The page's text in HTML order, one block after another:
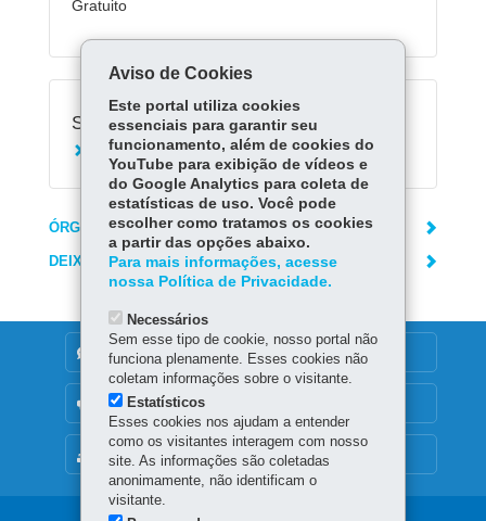
Gratuito
Serviços Relacionados:
Agendar doação de sangue no Hemepar
ÓRGÃO RESPONSÁVEL
DEIXE SUA OPINIÃO
MAPA DO SITE
DENUNCIE CORRUPÇÃO
OUVIDORIA
Aviso de Cookies
Este portal utiliza cookies
essenciais para garantir seu
funcionamento, além de cookies do
YouTube para exibição de vídeos e
do Google Analytics para coleta de
estatísticas de uso. Você pode
escolher como tratamos os cookies
a partir das opções abaixo.
Para mais informações, acesse
nossa Política de Privacidade.
Necessários
Sem esse tipo de cookie, nosso portal não
funciona plenamente. Esses cookies não
coletam informações sobre o visitante.
Estatísticos
Esses cookies nos ajudam a entender
como os visitantes interagem com nosso
site. As informações são coletadas
anonimamente, não identificam o
visitante.